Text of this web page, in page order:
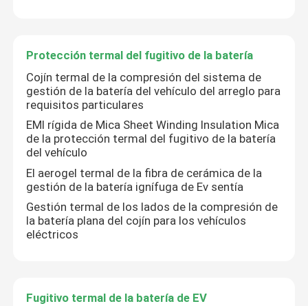
Protección termal del fugitivo de la batería
Cojín termal de la compresión del sistema de
gestión de la batería del vehículo del arreglo para
requisitos particulares
EMI rígida de Mica Sheet Winding Insulation Mica
de la protección termal del fugitivo de la batería
del vehículo
El aerogel termal de la fibra de cerámica de la
gestión de la batería ignífuga de Ev sentía
Gestión termal de los lados de la compresión de
la batería plana del cojín para los vehículos
eléctricos
Fugitivo termal de la batería de EV